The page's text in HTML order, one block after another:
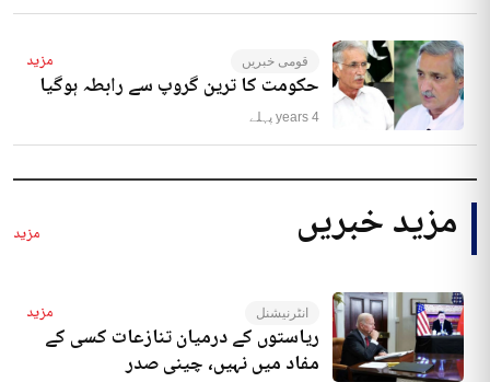
قومی خبریں مزید
حکومت کا ترین گروپ سے رابطہ ہوگیا
4 years پہلے
مزید خبریں مزید
انٹرنیشنل مزید
ریاستوں کے درمیان تنازعات کسی کے
مفاد میں نہیں، چینی صدر